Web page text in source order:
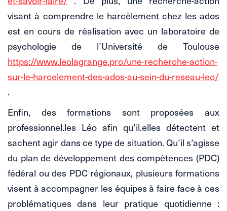
visant à comprendre le harcèlement chez les ados
est en cours de réalisation avec un laboratoire de
psychologie de l’Université de Toulouse
https://www.leolagrange.pro/une-recherche-action-
sur-le-harcelement-des-ados-au-sein-du-reseau-leo/
.
Enfin, des formations sont proposées aux
professionnel.les Léo afin qu’il.elles détectent et
sachent agir dans ce type de situation. Qu’il s’agisse
du plan de développement des compétences (PDC)
fédéral ou des PDC régionaux, plusieurs formations
visent à accompagner les équipes à faire face à ces
problématiques dans leur pratique quotidienne :